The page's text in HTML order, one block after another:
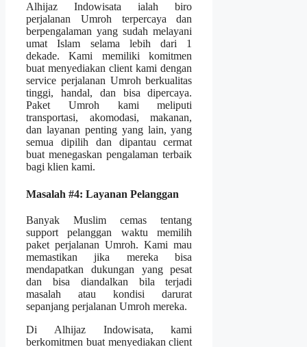
Alhijaz Indowisata ialah biro
perjalanan Umroh terpercaya dan
berpengalaman yang sudah melayani
umat Islam selama lebih dari 1
dekade. Kami memiliki komitmen
buat menyediakan client kami dengan
service perjalanan Umroh berkualitas
tinggi, handal, dan bisa dipercaya.
Paket Umroh kami meliputi
transportasi, akomodasi, makanan,
dan layanan penting yang lain, yang
semua dipilih dan dipantau cermat
buat menegaskan pengalaman terbaik
bagi klien kami.
Masalah #4: Layanan Pelanggan
Banyak Muslim cemas tentang
support pelanggan waktu memilih
paket perjalanan Umroh. Kami mau
memastikan jika mereka bisa
mendapatkan dukungan yang pesat
dan bisa diandalkan bila terjadi
masalah atau kondisi darurat
sepanjang perjalanan Umroh mereka.
Di Alhijaz Indowisata, kami
berkomitmen buat menyediakan client